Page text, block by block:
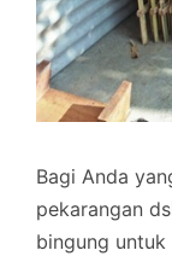
Bagi Anda
pekarangan
bingung